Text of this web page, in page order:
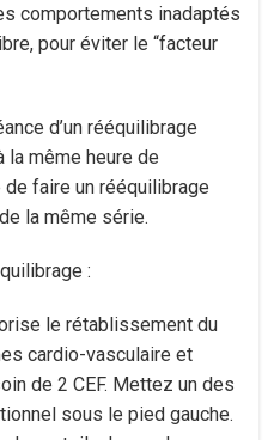
comportements inadaptés
pour éviter le “facteur
d’un rééquilibrage
la même heure de
faire un rééquilibrage
la même série.
:
le rétablissement du
cardio-vasculaire et
de 2 CEF. Mettez un des
sous le pied gauche.